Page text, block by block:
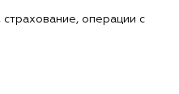
операции с